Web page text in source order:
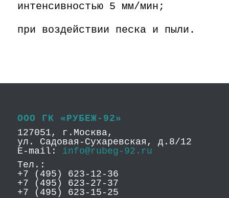
интенсивностью 5 мм/мин;
при воздействии песка и пыли.
ООО ГК «РУБЕЖ-92»
127051, г.Москва,
ул. Садовая-Сухаревская, д.8/12
E-mail: info@rubeg-92.ru
Тел.:
+7 (495) 623-12-36
+7 (495) 623-27-37
+7 (495) 623-15-25